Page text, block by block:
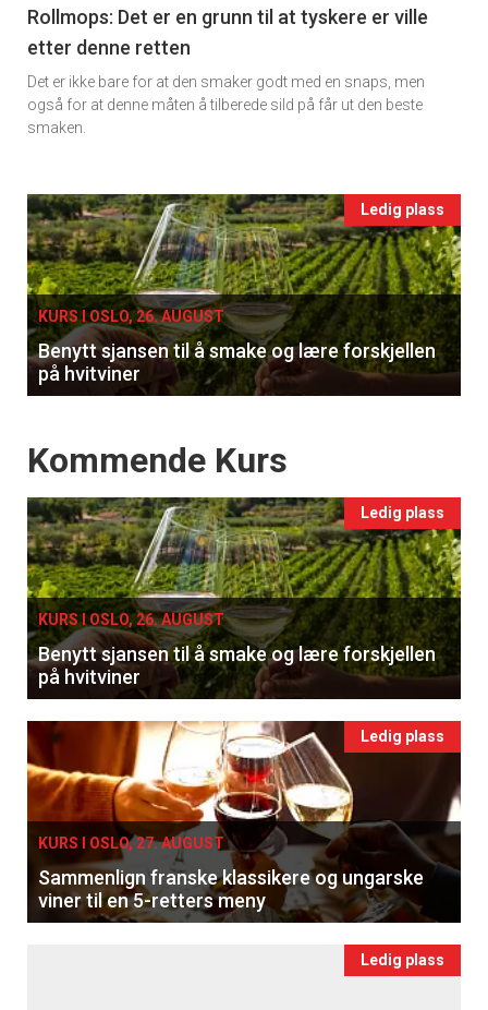
11
Ukens
vin
Rollmops: Det er en grunn til at tyskere er ville
etter denne retten
Det er ikke bare for at den smaker godt med en snaps, men
også for at denne måten å tilberede sild på får ut den beste
smaken.
Events
single
Ledig plass
KURS I OSLO, 26. AUGUST
Benytt sjansen til å smake og lære forskjellen
på hvitviner
Events
Kommende Kurs
Ledig plass
KURS I OSLO, 26. AUGUST
Benytt sjansen til å smake og lære forskjellen
på hvitviner
Ledig plass
KURS I OSLO, 27. AUGUST
Sammenlign franske klassikere og ungarske
viner til en 5-retters meny
Ledig plass